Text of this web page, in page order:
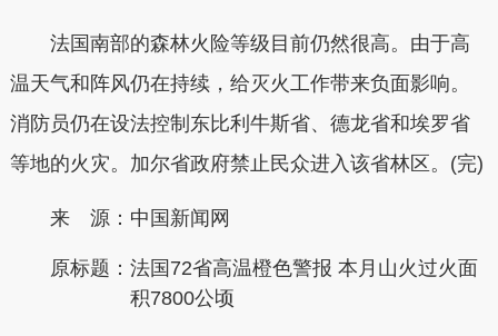
法国南部的森林火险等级目前仍然很高。由于高
温天气和阵风仍在持续，给灭火工作带来负面影响。
消防员仍在设法控制东比利牛斯省、德龙省和埃罗省
等地的火灾。加尔省政府禁止民众进入该省林区。(完)
来 源：中国新闻网
原标题： 法国72省高温橙色警报 本月山火过火面
积7800公顷